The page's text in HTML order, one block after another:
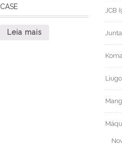
CASE
Leia mais
JCB